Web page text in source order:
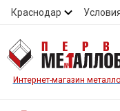
Краснодар
Контакты
Контакты
Интернет-магазин